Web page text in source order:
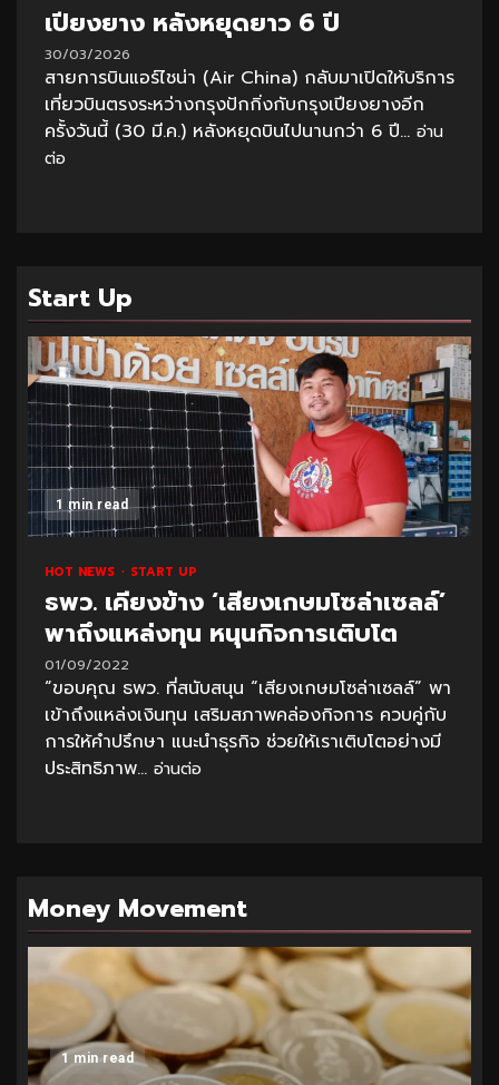
เปียงยาง หลังหยุดยาว 6 ปี
30/03/2026
สายการบินแอร์ไชน่า (Air China) กลับมาเปิดให้บริการ
เที่ยวบินตรงระหว่างกรุงปักกิ่งกับกรุงเปียงยางอีก
ครั้งวันนี้ (30 มี.ค.) หลังหยุดบินไปนานกว่า 6 ปี... อ่าน
ต่อ
Start Up
1 min read
HOT NEWS START UP
ธพว. เคียงข้าง ‘เสียงเกษมโซล่าเซลล์’
พาถึงแหล่งทุน หนุนกิจการเติบโต
01/09/2022
“ขอบคุณ ธพว. ที่สนับสนุน “เสียงเกษมโซล่าเซลล์” พา
เข้าถึงแหล่งเงินทุน เสริมสภาพคล่องกิจการ ควบคู่กับ
การให้คำปรึกษา แนะนำธุรกิจ ช่วยให้เราเติบโตอย่างมี
ประสิทธิภาพ... อ่านต่อ
Money Movement
1 min read